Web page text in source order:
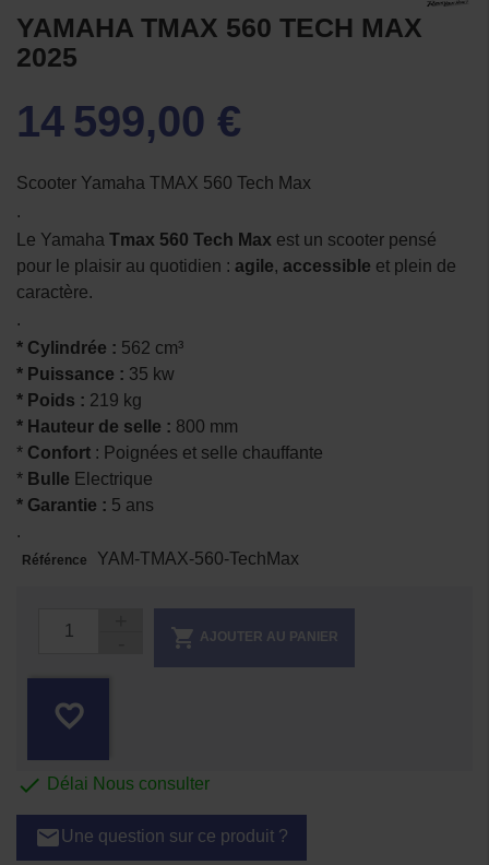
YAMAHA TMAX 560 TECH MAX
2025
14 599,00 €
Scooter Yamaha TMAX 560 Tech Max
.
Le Yamaha Tmax 560 Tech Max est un scooter pensé
pour le plaisir au quotidien : agile, accessible et plein de
caractère.
.
* Cylindrée : 562 cm³
* Puissance : 35 kw
* Poids : 219 kg
* Hauteur de selle : 800 mm
* Confort : Poignées et selle chauffante
* Bulle Electrique
* Garantie : 5 ans
.
Référence YAM-TMAX-560-TechMax
 AJOUTER AU PANIER
favorite_border
 Délai Nous consulter
emailUne question sur ce produit ?